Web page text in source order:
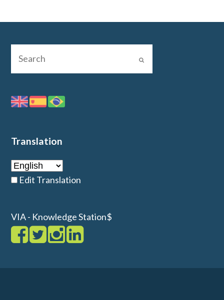
Translation
Edit Translation
VIA - Knowledge Station$